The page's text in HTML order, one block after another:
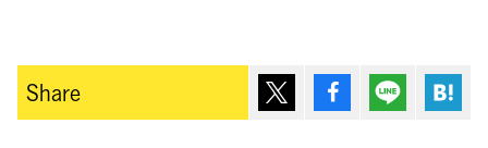
Share ポスト シェア Lineで送